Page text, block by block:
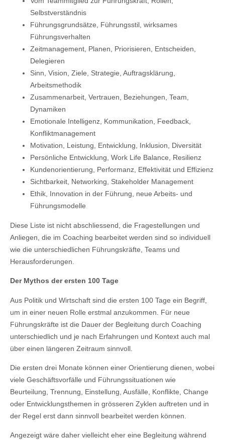
Selbstverständnis
Führungsgrundsätze, Führungsstil, wirksames
Führungsverhalten
Zeitmanagement, Planen, Priorisieren, Entscheiden,
Delegieren
Sinn, Vision, Ziele, Strategie, Auftragsklärung,
Arbeitsmethodik
Zusammenarbeit, Vertrauen, Beziehungen, Team,
Dynamiken
Emotionale Intelligenz, Kommunikation, Feedback,
Konfliktmanagement
Motivation, Leistung, Entwicklung, Inklusion, Diversität
Persönliche Entwicklung, Work Life Balance, Resilienz
Kundenorientierung, Performanz, Effektivität und Effizienz
Sichtbarkeit, Networking, Stakeholder Management
Ethik, Innovation in der Führung, neue Arbeits- und
Führungsmodelle
Diese Liste ist nicht abschliessend, die Fragestellungen und
Anliegen, die im Coaching bearbeitet werden sind so individuell
wie die unterschiedlichen Führungskräfte, Teams und
Herausforderungen.
Der Mythos der ersten 100 Tage
Aus Politik und Wirtschaft sind die ersten 100 Tage ein Begriff,
um in einer neuen Rolle erstmal anzukommen. Für neue
Führungskräfte ist die Dauer der Begleitung durch Coaching
unterschiedlich und je nach Erfahrungen und Kontext auch mal
über einen längeren Zeitraum sinnvoll.
Die ersten drei Monate können einer Orientierung dienen, wobei
viele Geschäftsvorfälle und Führungssituationen wie
Beurteilung, Trennung, Einstellung, Ausfälle, Konflikte, Change
oder Entwicklungsthemen in grösseren Zyklen auftreten und in
der Regel erst dann sinnvoll bearbeitet werden können.
Angezeigt wäre daher vielleicht eher eine Begleitung während